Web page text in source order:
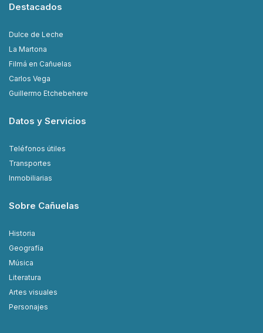
Destacados
Dulce de Leche
La Martona
Filmá en Cañuelas
Carlos Vega
Guillermo Etchebehere
Datos y Servicios
Teléfonos útiles
Transportes
Inmobiliarias
Sobre Cañuelas
Historia
Geografía
Música
Literatura
Artes visuales
Personajes